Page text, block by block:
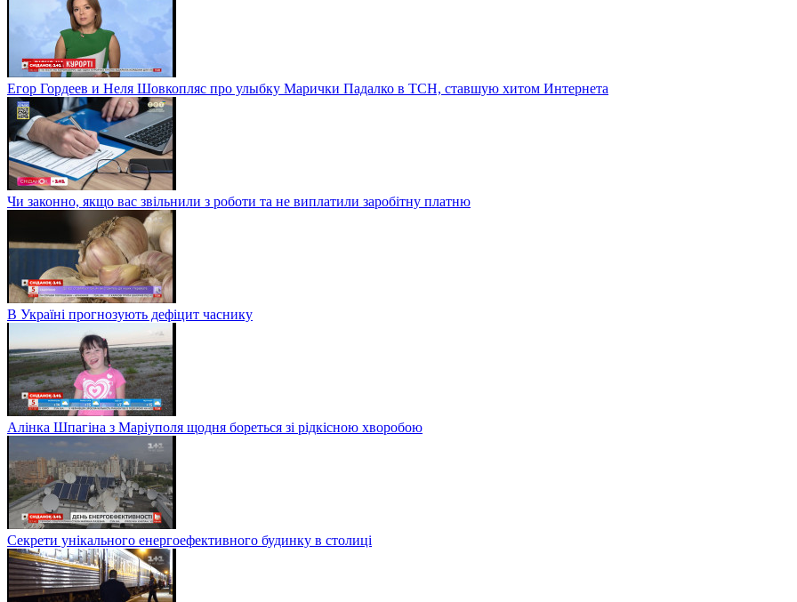
Егор Гордеев и Неля Шовкопляс про улыбку Марички Падалко в ТСН, ставшую хитом Интернета
Чи законно, якщо вас звільнили з роботи та не виплатили заробітну платню
В Україні прогнозують дефіцит часнику
Алінка Шпагіна з Маріуполя щодня бореться зі рідкісною хворобою
Секрети унікального енергоефективного будинку в столиці